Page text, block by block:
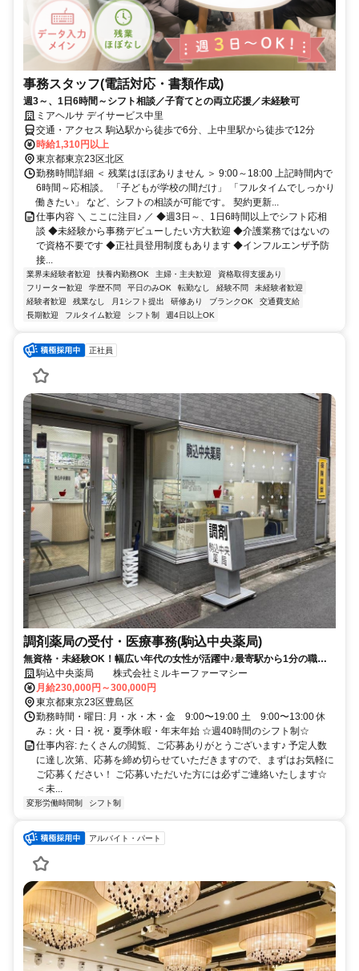
事務スタッフ(電話対応・書類作成)
週3～、1日6時間～シフト相談／子育てとの両立応援／未経験可
ミアヘルサ デイサービス中里
交通・アクセス 駒込駅から徒歩で6分、上中里駅から徒歩で12分
時給1,310円以上
東京都東京23区北区
勤務時間詳細 ＜ 残業はほぼありません ＞ 9:00～18:00 上記時間内で
6時間～応相談。 「子どもが学校の間だけ」 「フルタイムでしっかり
働きたい」 など、シフトの相談が可能です。 契約更新...
仕事内容 ＼ ここに注目♪ ／ ◆週3日～、1日6時間以上でシフト応相
談 ◆未経験から事務デビューしたい方大歓迎 ◆介護業務ではないの
で資格不要です ◆正社員登用制度もあります ◆インフルエンザ予防
接...
業界未経験者歓迎 扶養内勤務OK 主婦・主夫歓迎
資格取得支援あり
フリーター歓迎
学歴不問 平日のみOK 転勤なし 経験不問
未経験者歓迎
経験者歓迎
残業なし 月1シフト提出 研修あり ブランクOK
交通費支給
長期歓迎
フルタイム歓迎 シフト制 週4日以上OK
正社員
調剤薬局の受付・医療事務(駒込中央薬局)
無資格・未経験OK！幅広い年代の女性が活躍中♪最寄駅から1分の職場
環境☆
駒込中央薬局 株式会社ミルキーファーマシー
月給230,000円～300,000円
東京都東京23区豊島区
勤務時間・曜日: 月・水・木・金 9:00〜19:00 土 9:00〜13:00 休
み：火・日・祝・夏季休暇・年末年始 ☆週40時間のシフト制☆
仕事内容: たくさんの閲覧、ご応募ありがとうございます♪ 予定人数
に達し次第、応募を締め切らせていただきますので、まずはお気軽に
ご応募ください！ ご応募いただいた方には必ずご連絡いたします☆
＜未...
変形労働時間制 シフト制
アルバイト・パート